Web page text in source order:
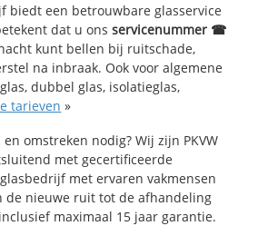
biedt een betrouwbare glasservice
dat u onsservicenummer ☎
kunt bellen bij ruitschade,
na inbraak. Ook voor algemene
dubbel glas, isolatieglas,
tarieven »
omstreken nodig? Wij zijn PKVW
met gecertificeerde
met ervaren vakmensen
de nieuwe ruit tot de afhandeling
maximaal 15 jaar garantie.